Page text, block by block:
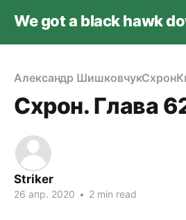
We got a black hawk
Александр ШишковчукСхрон
Схрон. Глава
Striker
26 апр. 2020 • 2 min read